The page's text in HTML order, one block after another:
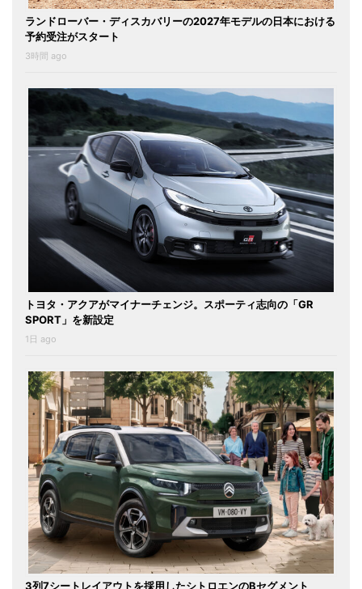
ランドローバー・ディスカバリーの2027年モデルの日本における
予約受注がスタート
3時間 ago
トヨタ・アクアがマイナーチェンジ。スポーティ志向の「GR
SPORT」を新設定
1日 ago
3列7シートレイアウトを採用したシトロエンのBセグメント